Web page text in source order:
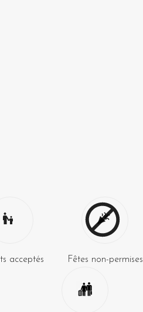
acceptés Fêtes non-permises